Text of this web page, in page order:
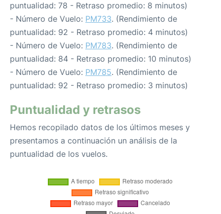
puntualidad: 78 - Retraso promedio: 8 minutos)
- Número de Vuelo: PM733. (Rendimiento de
puntualidad: 92 - Retraso promedio: 4 minutos)
- Número de Vuelo: PM783. (Rendimiento de
puntualidad: 84 - Retraso promedio: 10 minutos)
- Número de Vuelo: PM785. (Rendimiento de
puntualidad: 92 - Retraso promedio: 3 minutos)
Puntualidad y retrasos
Hemos recopilado datos de los últimos meses y
presentamos a continuación un análisis de la
puntualidad de los vuelos.